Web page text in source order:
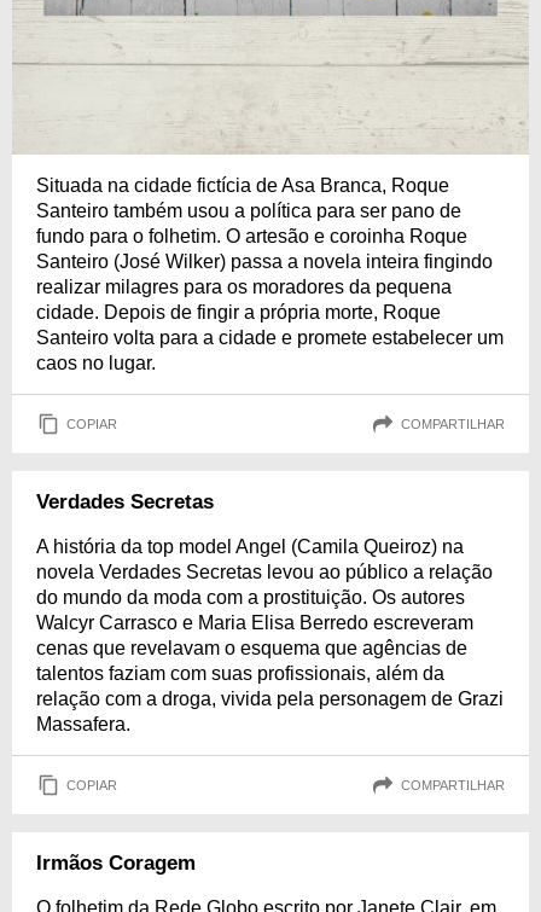
Situada na cidade fictícia de Asa Branca, Roque
Santeiro também usou a política para ser pano de
fundo para o folhetim. O artesão e coroinha Roque
Santeiro (José Wilker) passa a novela inteira fingindo
realizar milagres para os moradores da pequena
cidade. Depois de fingir a própria morte, Roque
Santeiro volta para a cidade e promete estabelecer um
caos no lugar.
COPIAR COMPARTILHAR
Verdades Secretas
A história da top model Angel (Camila Queiroz) na
novela Verdades Secretas levou ao público a relação
do mundo da moda com a prostituição. Os autores
Walcyr Carrasco e Maria Elisa Berredo escreveram
cenas que revelavam o esquema que agências de
talentos faziam com suas profissionais, além da
relação com a droga, vivida pela personagem de Grazi
Massafera.
COPIAR COMPARTILHAR
Irmãos Coragem
O folhetim da Rede Globo escrito por Janete Clair, em